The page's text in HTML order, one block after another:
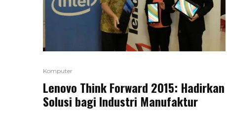
Komputer
Lenovo Think Forward 2015: Hadirkan
Solusi bagi Industri Manufaktur